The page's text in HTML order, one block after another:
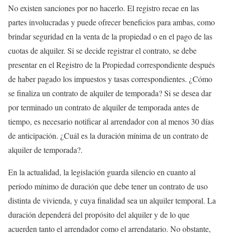
No existen sanciones por no hacerlo. El registro recae en las
partes involucradas y puede ofrecer beneficios para ambas, como
brindar seguridad en la venta de la propiedad o en el pago de las
cuotas de alquiler. Si se decide registrar el contrato, se debe
presentar en el Registro de la Propiedad correspondiente después
de haber pagado los impuestos y tasas correspondientes. ¿Cómo
se finaliza un contrato de alquiler de temporada? Si se desea dar
por terminado un contrato de alquiler de temporada antes de
tiempo, es necesario notificar al arrendador con al menos 30 días
de anticipación. ¿Cuál es la duración mínima de un contrato de
alquiler de temporada?.
En la actualidad, la legislación guarda silencio en cuanto al
período mínimo de duración que debe tener un contrato de uso
distinta de vivienda, y cuya finalidad sea un alquiler temporal. La
duración dependerá del propósito del alquiler y de lo que
acuerden tanto el arrendador como el arrendatario. No obstante,